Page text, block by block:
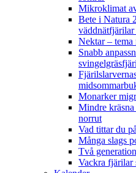
Mikroklimat
Bete i Natura
väddnätfjärilar
Nektar – tema
Snabb
Monarker
Mindre
norrut
Vad tittar du
Många slags
Två
Vackra fjärilar